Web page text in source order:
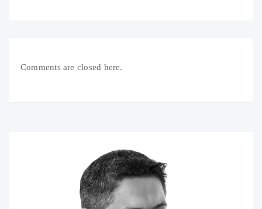
Comments are closed here.